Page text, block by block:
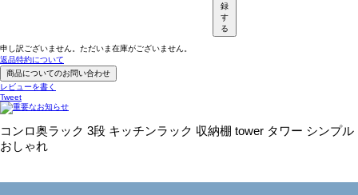
録
す
る
申し訳ございません。ただいま在庫がございません。
返品特約について
商品についてのお問い合わせ
レビューを書く
Tweet
コンロ奥ラック 3段 キッチンラック 収納棚 tower タワー シンプル
おしゃれ